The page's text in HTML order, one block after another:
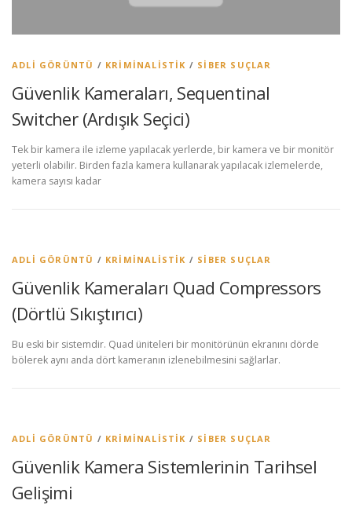
ADLI GÖRÜNTÜ / KRIMINALISTIK / SIBER SUÇLAR
Güvenlik Kameraları, Sequentinal
Switcher (Ardışık Seçici)
Tek bir kamera ile izleme yapılacak yerlerde, bir kamera ve bir monitör
yeterli olabilir. Birden fazla kamera kullanarak yapılacak izlemelerde,
kamera sayısı kadar
ADLI GÖRÜNTÜ / KRIMINALISTIK / SIBER SUÇLAR
Güvenlik Kameraları Quad Compressors
(Dörtlü Sıkıştırıcı)
Bu eski bir sistemdir. Quad üniteleri bir monitörünün ekranını dörde
bölerek aynı anda dört kameranın izlenebilmesini sağlarlar.
ADLI GÖRÜNTÜ / KRIMINALISTIK / SIBER SUÇLAR
Güvenlik Kamera Sistemlerinin Tarihsel
Gelişimi